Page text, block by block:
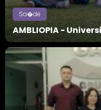
Sa�de
AMBLIOPIA -